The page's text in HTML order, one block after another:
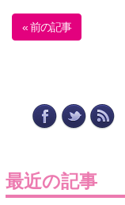
« 前の記事
最近の記事